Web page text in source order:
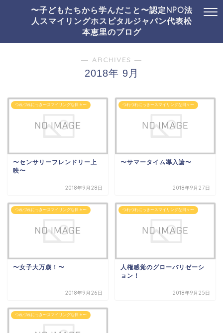
〜子どもたちから学んだこと〜認定NPO法
人スマイリングホスピタルジャパン代表松
本恵里のブログ
― ARCHIVES ―
2018年 9月
つれづれにっき〜スマイリングな日々〜
〜センサリーフレンドリー上
映〜
2018年9月28日
つれづれにっき〜スマイリングな日々〜
〜サマータイム導入論〜
2018年9月27日
つれづれにっき〜スマイリングな日々〜
〜女子大万歳！〜
2018年9月26日
つれづれにっき〜スマイリングな日々〜
人権感覚のグローバリゼーシ
ョン！
2018年9月25日
つれづれにっき〜スマイリングな日々〜